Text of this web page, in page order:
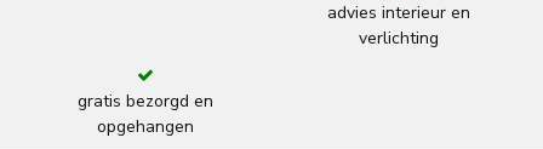
advies interieur en
verlichting
gratis bezorgd en
opgehangen